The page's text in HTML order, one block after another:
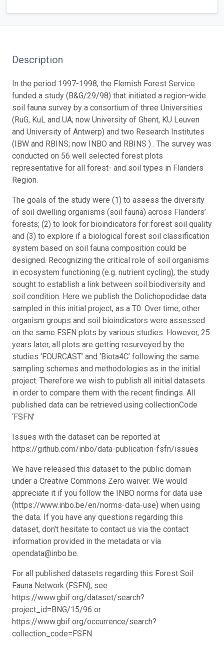
Description
In the period 1997-1998, the Flemish Forest Service
funded a study (B&G/29/98) that initiated a region-wide
soil fauna survey by a consortium of three Universities
(RuG, KuL and UA; now University of Ghent, KU Leuven
and University of Antwerp) and two Research Institutes
(IBW and RBINS; now INBO and RBINS ) . The survey was
conducted on 56 well selected forest plots
representative for all forest- and soil types in Flanders
Region.
The goals of the study were (1) to assess the diversity
of soil dwelling organisms (soil fauna) across Flanders’
forests; (2) to look for bioindicators for forest soil quality
and (3) to explore if a biological forest soil classification
system based on soil fauna composition could be
designed. Recognizing the critical role of soil organisms
in ecosystem functioning (e.g. nutrient cycling), the study
sought to establish a link between soil biodiversity and
soil condition. Here we publish the Dolichopodidae data
sampled in this initial project, as a T0. Over time, other
organism groups and soil bioindicators were assessed
on the same FSFN plots by various studies. However, 25
years later, all plots are getting resurveyed by the
studies ‘FOURCAST’ and ‘Biota4C’ following the same
sampling schemes and methodologies as in the initial
project. Therefore we wish to publish all initial datasets
in order to compare them with the recent findings. All
published data can be retrieved using collectionCode
‘FSFN’
Issues with the dataset can be reported at
https://github.com/inbo/data-publication-fsfn/issues
We have released this dataset to the public domain
under a Creative Commons Zero waiver. We would
appreciate it if you follow the INBO norms for data use
(https://www.inbo.be/en/norms-data-use) when using
the data. If you have any questions regarding this
dataset, don't hesitate to contact us via the contact
information provided in the metadata or via
opendata@inbo.be.
For all published datasets regarding this Forest Soil
Fauna Network (FSFN), see
https://www.gbif.org/dataset/search?
project_id=BNG/15/96 or
https://www.gbif.org/occurrence/search?
collection_code=FSFN